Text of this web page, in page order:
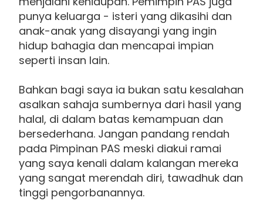
punya keluarga - isteri yang dikasihi dan
anak-anak yang disayangi yang ingin
hidup bahagia dan mencapai impian
seperti insan lain.
Bahkan bagi saya ia bukan satu kesalahan
asalkan sahaja sumbernya dari hasil yang
halal, di dalam batas kemampuan dan
bersederhana. Jangan pandang rendah
pada Pimpinan PAS meski diakui ramai
yang saya kenali dalam kalangan mereka
yang sangat merendah diri, tawadhuk dan
tinggi pengorbanannya.